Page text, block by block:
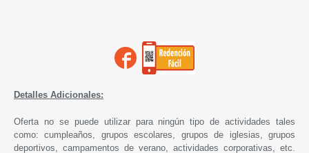
Detalles Adicionales:
Oferta no se puede utilizar para ningún tipo de actividades tales
como: cumpleaños, grupos escolares, grupos de iglesias, grupos
deportivos, campamentos de verano, actividades corporativas, etc.